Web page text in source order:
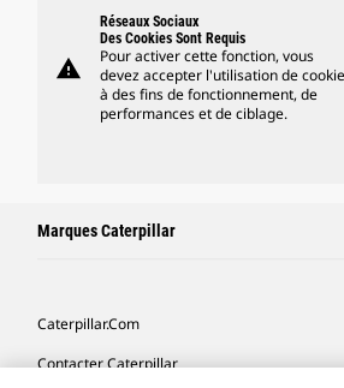
warning
Réseaux Sociaux
Des Cookies Sont Requis
Pour activer cette fonction, vous
devez accepter l'utilisation de
à des fins de fonctionnement, de
performances et de ciblage.
Marques Caterpillar
Caterpillar.com
Contacter Caterpillar